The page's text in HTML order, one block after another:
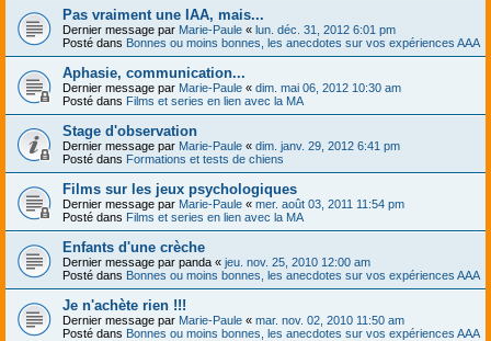
Pas vraiment une IAA, mais...
Dernier message par Marie-Paule « lun. déc. 31, 2012 6:01 pm
Posté dans Bonnes ou moins bonnes, les anecdotes sur vos expériences AAA
Aphasie, communication...
Dernier message par Marie-Paule « dim. mai 06, 2012 10:30 am
Posté dans Films et series en lien avec la MA
Stage d'observation
Dernier message par Marie-Paule « dim. janv. 29, 2012 6:41 pm
Posté dans Formations et tests de chiens
Films sur les jeux psychologiques
Dernier message par Marie-Paule « mer. août 03, 2011 11:54 pm
Posté dans Films et series en lien avec la MA
Enfants d'une crèche
Dernier message par panda « jeu. nov. 25, 2010 12:00 am
Posté dans Bonnes ou moins bonnes, les anecdotes sur vos expériences AAA
Je n'achète rien !!!
Dernier message par Marie-Paule « mar. nov. 02, 2010 11:50 am
Posté dans Bonnes ou moins bonnes, les anecdotes sur vos expériences AAA